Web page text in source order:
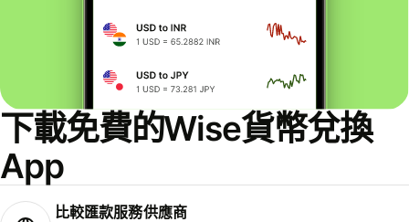
下載免費的Wise貨幣兌換
App
比較匯款服務供應商